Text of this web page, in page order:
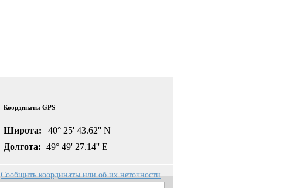
Координаты GPS
Широта:
40° 25' 43.62'' N
Долгота: 49° 49' 27.14'' E
Сообщить координаты или об их неточности